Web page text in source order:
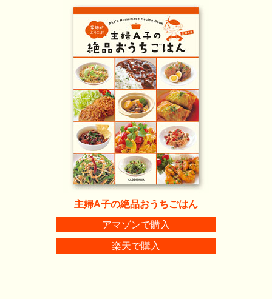
主婦A子の絶品おうちごはん
アマゾンで購入
楽天で購入